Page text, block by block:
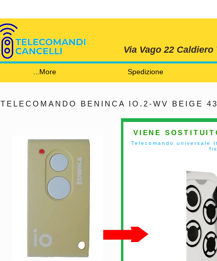
Via Vago 22 Caldiero
Spedizione
More...
TELECOMANDO BENINCA IO.2-WV BEIGE
VIENE
Telecomando universale